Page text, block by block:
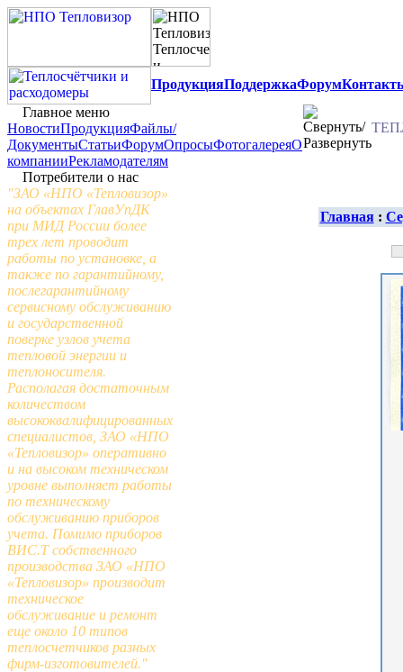
ПродукцияПоддержкаФорум
Главное меню
НовостиПродукцияФайлы/
ДокументыСтатьиФорумОпросыФотогалереяО
компанииРекламодателям
Потребители о нас
"ЗАО «НПО «Тепловизор»
на объектах ГлавУпДК
при МИД России более
трех лет проводит
работы по установке, а
также по гарантийному,
послегарантийному
сервисному обслуживанию
и государственной
поверке узлов учета
тепловой энергии и
теплоносителя.
Располагая достаточным
количеством
высококвалифицированных
специалистов, ЗАО «НПО
«Тепловизор» оперативно
и на высоком техническом
уровне выполняет работы
по техническому
обслуживанию приборов
учета. Помимо приборов
ВИС.Т собственного
производства ЗАО «НПО
«Тепловизор» производит
техническое
обслуживание и ремонт
еще около 10 типов
теплосчетчиков разных
фирм-изготовителей."
Главная: